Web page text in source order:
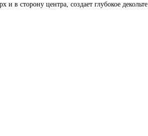
в сторону центра, создает глубокое декольте